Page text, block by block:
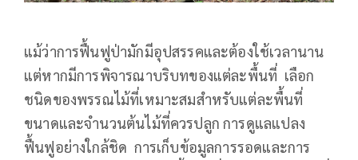
แม้ว่าการฟื้นฟูป่ามักมีอุปสรรคและต้องใช้เวลานาน
แต่หากมีการพิจารณาบริบทของแต่ละพื้นที่ เลือก
ชนิดของพรรณไม้ที่เหมาะสมสำหรับแต่ละพื้นที่
ขนาดและจำนวนต้นไม้ที่ควรปลูก การดูแลแปลง
ฟื้นฟูอย่างใกล้ชิด การเก็บข้อมูลการรอดและการ